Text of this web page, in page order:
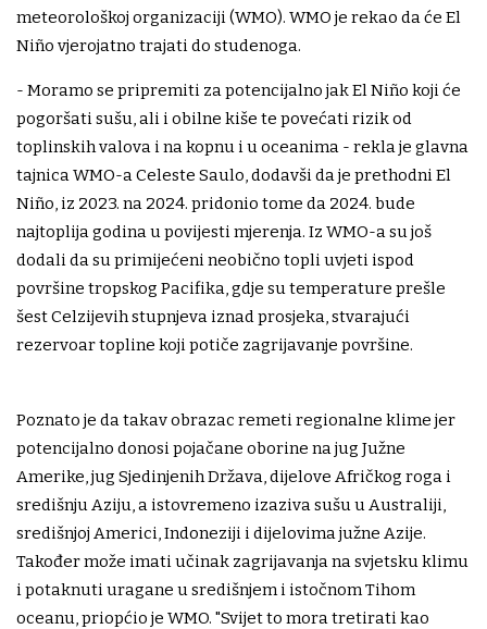
meteorološkoj organizaciji (WMO). WMO je rekao da će El
Niño vjerojatno trajati do studenoga.
- Moramo se pripremiti za potencijalno jak El Niño koji će
pogoršati sušu, ali i obilne kiše te povećati rizik od
toplinskih valova i na kopnu i u oceanima - rekla je glavna
tajnica WMO-a Celeste Saulo, dodavši da je prethodni El
Niño, iz 2023. na 2024. pridonio tome da 2024. bude
najtoplija godina u povijesti mjerenja. Iz WMO-a su još
dodali da su primijećeni neobično topli uvjeti ispod
površine tropskog Pacifika, gdje su temperature prešle
šest Celzijevih stupnjeva iznad prosjeka, stvarajući
rezervoar topline koji potiče zagrijavanje površine.
Poznato je da takav obrazac remeti regionalne klime jer
potencijalno donosi pojačane oborine na jug Južne
Amerike, jug Sjedinjenih Država, dijelove Afričkog roga i
središnju Aziju, a istovremeno izaziva sušu u Australiji,
središnjoj Americi, Indoneziji i dijelovima južne Azije.
Također može imati učinak zagrijavanja na svjetsku klimu
i potaknuti uragane u središnjem i istočnom Tihom
oceanu, priopćio je WMO. "Svijet to mora tretirati kao